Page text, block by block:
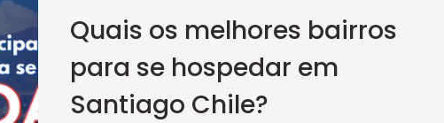
Quais os melhores bairros
para se hospedar em
Santiago Chile?